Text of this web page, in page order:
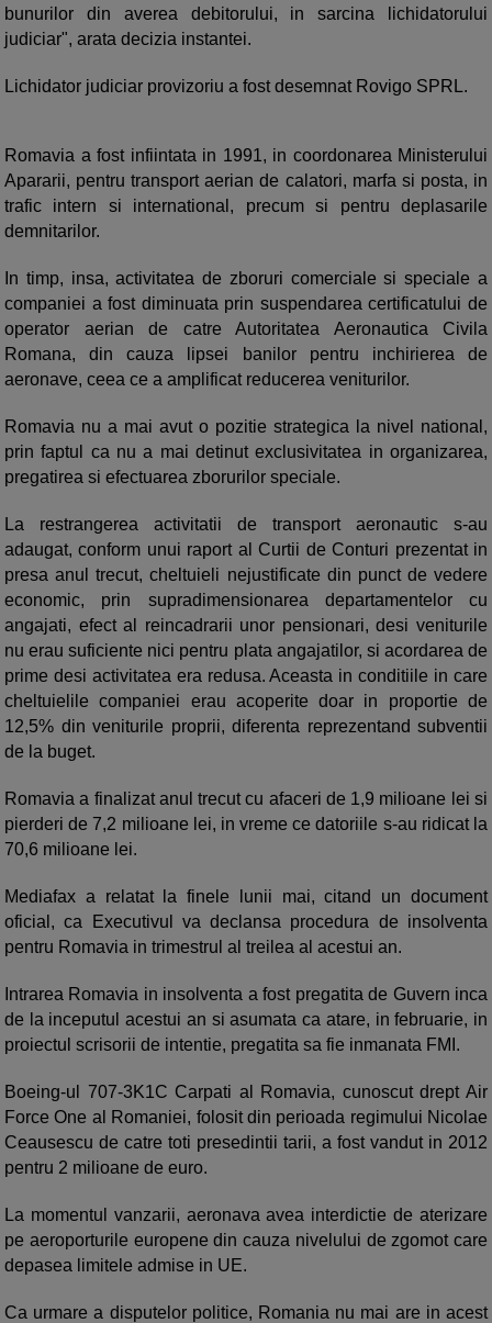
bunurilor din averea debitorului, in sarcina lichidatorului
judiciar", arata decizia instantei.
Lichidator judiciar provizoriu a fost desemnat Rovigo SPRL.
Romavia a fost infiintata in 1991, in coordonarea Ministerului
Apararii, pentru transport aerian de calatori, marfa si posta, in
trafic intern si international, precum si pentru deplasarile
demnitarilor.
In timp, insa, activitatea de zboruri comerciale si speciale a
companiei a fost diminuata prin suspendarea certificatului de
operator aerian de catre Autoritatea Aeronautica Civila
Romana, din cauza lipsei banilor pentru inchirierea de
aeronave, ceea ce a amplificat reducerea veniturilor.
Romavia nu a mai avut o pozitie strategica la nivel national,
prin faptul ca nu a mai detinut exclusivitatea in organizarea,
pregatirea si efectuarea zborurilor speciale.
La restrangerea activitatii de transport aeronautic s-au
adaugat, conform unui raport al Curtii de Conturi prezentat in
presa anul trecut, cheltuieli nejustificate din punct de vedere
economic, prin supradimensionarea departamentelor cu
angajati, efect al reincadrarii unor pensionari, desi veniturile
nu erau suficiente nici pentru plata angajatilor, si acordarea de
prime desi activitatea era redusa. Aceasta in conditiile in care
cheltuielile companiei erau acoperite doar in proportie de
12,5% din veniturile proprii, diferenta reprezentand subventii
de la buget.
Romavia a finalizat anul trecut cu afaceri de 1,9 milioane lei si
pierderi de 7,2 milioane lei, in vreme ce datoriile s-au ridicat la
70,6 milioane lei.
Mediafax a relatat la finele lunii mai, citand un document
oficial, ca Executivul va declansa procedura de insolventa
pentru Romavia in trimestrul al treilea al acestui an.
Intrarea Romavia in insolventa a fost pregatita de Guvern inca
de la inceputul acestui an si asumata ca atare, in februarie, in
proiectul scrisorii de intentie, pregatita sa fie inmanata FMI.
Boeing-ul 707-3K1C Carpati al Romavia, cunoscut drept Air
Force One al Romaniei, folosit din perioada regimului Nicolae
Ceausescu de catre toti presedintii tarii, a fost vandut in 2012
pentru 2 milioane de euro.
La momentul vanzarii, aeronava avea interdictie de aterizare
pe aeroporturile europene din cauza nivelului de zgomot care
depasea limitele admise in UE.
Ca urmare a disputelor politice, Romania nu mai are in acest